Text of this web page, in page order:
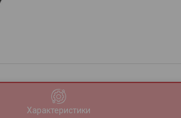
Характеристики